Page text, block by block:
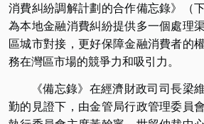
消費糾紛調解計劃的合作備忘錄》（
為本地金融消費糾紛提供多一個處理
區城市對接，更好保障金融消費者的
務在灣區市場的競爭力和吸引力。
《備忘錄》在經濟財政司司長梁
勤的見證下，由金管局行政管理委員